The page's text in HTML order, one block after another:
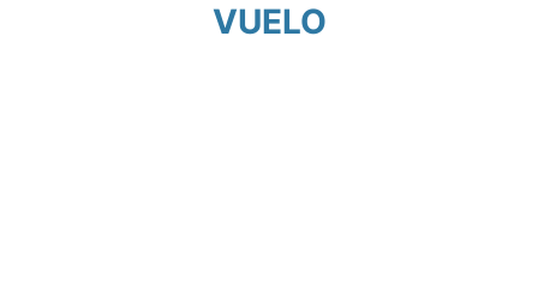
VUELO